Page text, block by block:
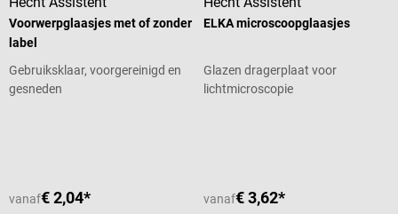
Voorwerpglaasjes met of zonder
label
Gebruiksklaar, voorgereinigd en
gesneden
vanaf€ 2,04*
ELKA microscoopglaasjes
Glazen dragerplaat voor
lichtmicroscopie
vanaf€ 3,62*